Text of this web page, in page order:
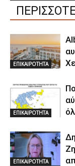
ΕΠΙΚΑΙΡΟΤΗΤΑ
ΕΠΙΚΑΙΡΟΤΗΤΑ
ΕΠΙΚΑΙΡΟΤΗΤΑ